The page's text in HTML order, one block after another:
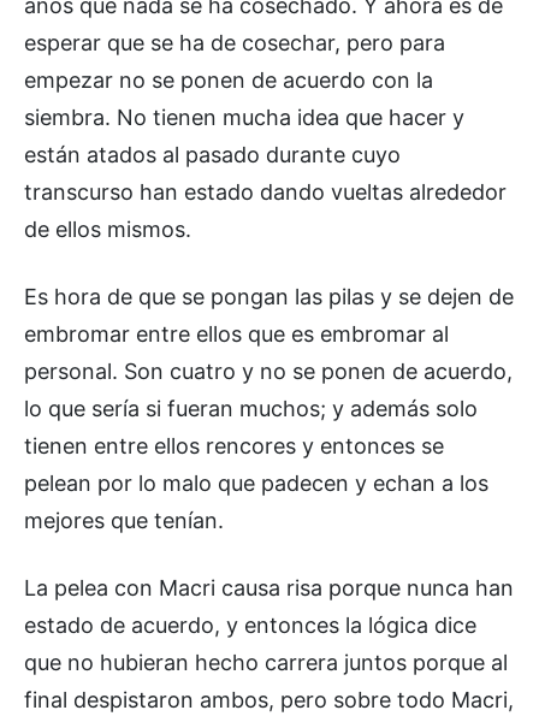
esperar que se ha de cosechar, pero para
empezar no se ponen de acuerdo con la
siembra. No tienen mucha idea que hacer y
están atados al pasado durante cuyo
transcurso han estado dando vueltas alrededor
de ellos mismos.
Es hora de que se pongan las pilas y se dejen de
embromar entre ellos que es embromar al
personal. Son cuatro y no se ponen de acuerdo,
lo que sería si fueran muchos; y además solo
tienen entre ellos rencores y entonces se
pelean por lo malo que padecen y echan a los
mejores que tenían.
La pelea con Macri causa risa porque nunca han
estado de acuerdo, y entonces la lógica dice
que no hubieran hecho carrera juntos porque al
final despistaron ambos, pero sobre todo Macri,